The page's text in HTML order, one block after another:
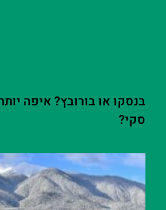
בנסקו או בורובץ? איפה
סקי?